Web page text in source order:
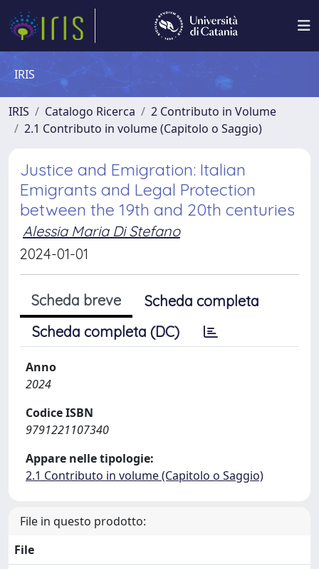
IRIS
IRIS Catalogo Ricerca
2 Contributo in Volume
2.1 Contributo in volume (Capitolo o Saggio)
Justice and Emigration: Italian
Emigrants and Legal Protection
between the 19th and 20th centuries
Alessia Maria Di Stefano
2024-01-01
Scheda breve
Scheda completa
Scheda completa (DC)
Anno
2024
Codice ISBN
9791221107340
Appare nelle tipologie:
2.1 Contributo in volume (Capitolo o Saggio)
File in questo prodotto:
File